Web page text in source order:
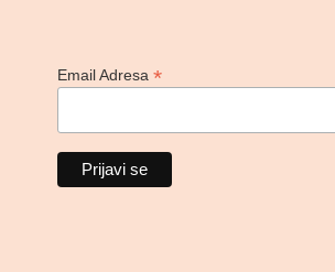
Email Adresa*